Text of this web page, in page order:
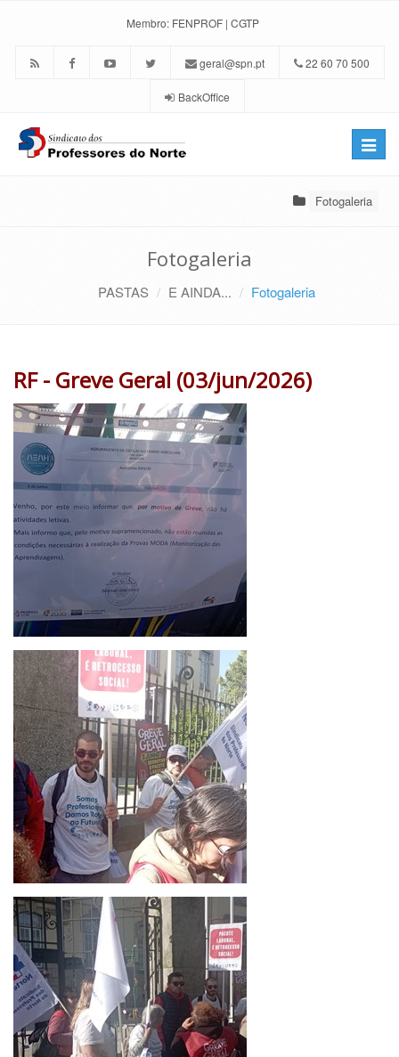
Membro: FENPROF | CGTP
geral@spn.pt 22 60 70 500
BackOffice
Toggle
Fotogaleria
Fotogaleria
PASTAS E AINDA... Fotogaleria
RF - Greve Geral (03/jun/2026)